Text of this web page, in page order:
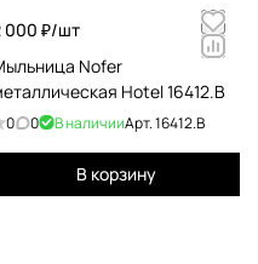
000 ₽/шт
Nofer
Hotel 16412.B
0 0 В наличииАрт.16412.B
В корзину